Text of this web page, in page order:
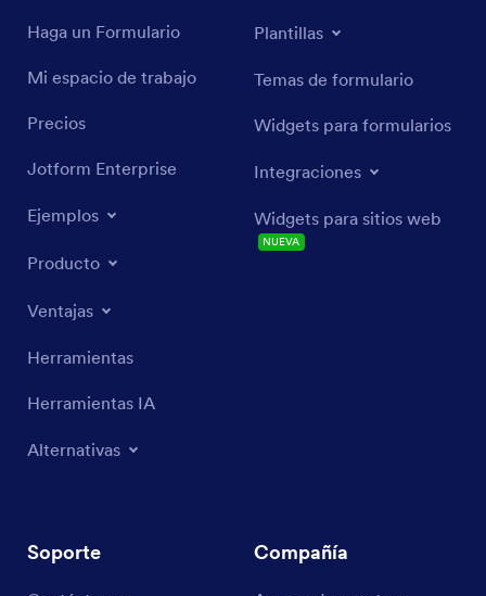
Haga un Formulario
Mi espacio de trabajo
Precios
Jotform Enterprise
Ejemplos
Producto
Ventajas
Herramientas
Herramientas IA
Alternativas
Plantillas
Temas de formulario
Widgets para formularios
Integraciones
Widgets para sitios web
NUEVA
Soporte Compañía